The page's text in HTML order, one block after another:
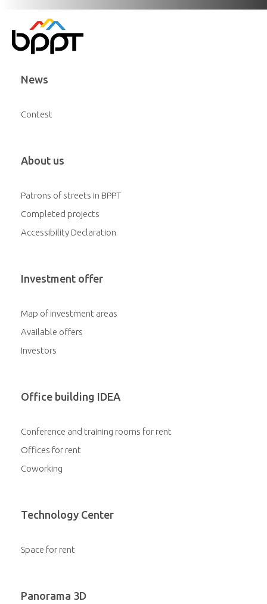
News
Contest
About us
Patrons of streets in BPPT
Completed projects
Accessibility Declaration
Investment offer
Map of investment areas
Available offers
Investors
Office building IDEA
Conference and training rooms for rent
Offices for rent
Coworking
Technology Center
Space for rent
Panorama 3D